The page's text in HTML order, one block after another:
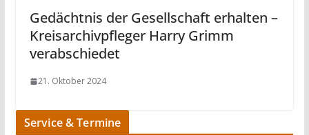
Gedächtnis der Gesellschaft erhalten –
Kreisarchivpfleger Harry Grimm
verabschiedet
21. Oktober 2024
Service & Termine